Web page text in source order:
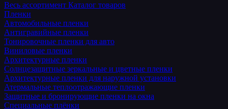
Весь ассортимент Каталог товаров
Пленки
Автомобильные пленки
Антигравийные пленки
Тонировочные пленки для авто
Виниловые пленки
Архитектурные пленки
Солнцезащитные зеркальные и цветные пленки
Архитектурные пленки для наружной установки
Атермальные теплоотражающие пленки
Защитные и бронирующие пленки на окна
Специальные плёнки